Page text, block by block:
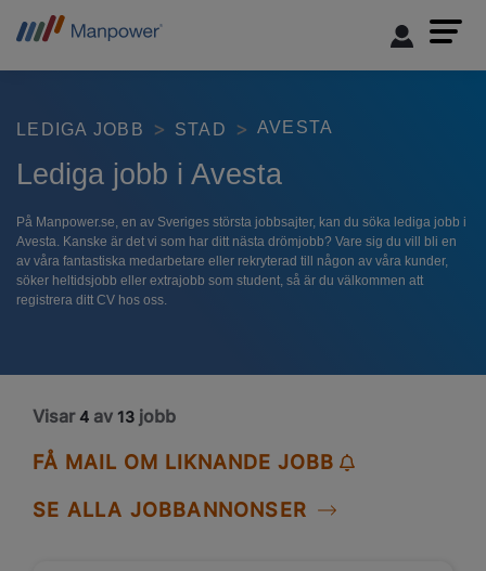
LEDIGA JOBB STAD AVESTA
Lediga jobb i Avesta
På Manpower.se, en av Sveriges största jobbsajter, kan du söka lediga jobb i
Avesta. Kanske är det vi som har ditt nästa drömjobb? Vare sig du vill bli en
av våra fantastiska medarbetare eller rekryterad till någon av våra kunder,
söker heltidsjobb eller extrajobb som student, så är du välkommen att
registrera ditt CV hos oss.
SE ALLA JOBBANNONSER
Visar4 av 13 jobb
FÅ MAIL OM LIKNANDE JOBB